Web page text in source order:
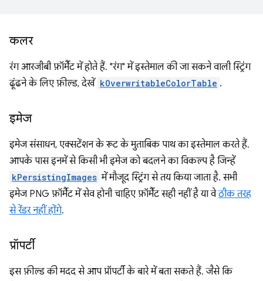
कलर
रंग आरजीबी फ़ॉर्मैट में होते हैं. "रंग" में इस्तेमाल की जा सकने वाली स्ट्रिंग
ढूंढने के लिए फ़ील्ड, देखें kOverwritableColorTable .
इमेज
इमेज संसाधन, एक्सटेंशन के रूट के मुताबिक पाथ का इस्तेमाल करते हैं.
आपके पास इनमें से किसी भी इमेज को बदलने का विकल्प है जिन्हें
kPersistingImages में मौजूद स्ट्रिंग से तय किया जाता है. सभी
इमेज PNG फ़ॉर्मैट में सेव होनी चाहिए फ़ॉर्मैट सही नहीं है या वेठीक तरह
से रेंडर नहीं होंगे.
प्रॉपर्टी
इस फ़ील्ड की मदद से आप प्रॉपर्टी के बारे में बता सकते हैं. जैसे कि